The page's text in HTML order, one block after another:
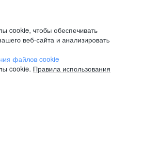
cookie, чтобы обеспечивать
веб-сайта и анализировать
файлов cookie
cookie. Правила использования